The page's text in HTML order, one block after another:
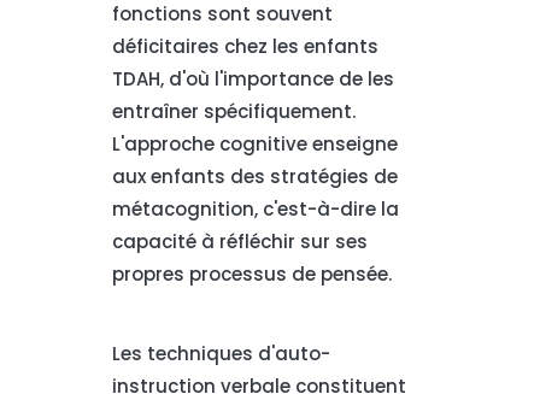
fonctions sont souvent
déficitaires chez les enfants
TDAH, d'où l'importance de les
entraîner spécifiquement.
L'approche cognitive enseigne
aux enfants des stratégies de
métacognition, c'est-à-dire la
capacité à réfléchir sur ses
propres processus de pensée.
Les techniques d'auto-
instruction verbale constituent